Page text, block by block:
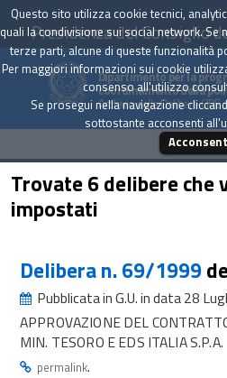
Presidenza del Consiglio
Dipartimento per la
coordinamento della
Archivio delle Delibere CIPE
Trovate 6 delibere
impostati
Delibera n. 69/1999
Pubblicata in G.U. in data 28
APPROVAZIONE DEL
MIN. TESORO E EDS ITALIA S.P.A.
permalink.
Questo sito utilizza cookie tecnici,
quali la condivisione sui social network. Se
terze parti, alcune di queste funzionalità
Per maggiori informazioni sui cookie
consenso all'utilizzo
Se prosegui nella navigazione
sottostante acconsenti